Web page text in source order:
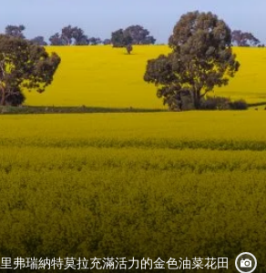
里弗瑞納特莫拉充滿活力的金色油菜花田